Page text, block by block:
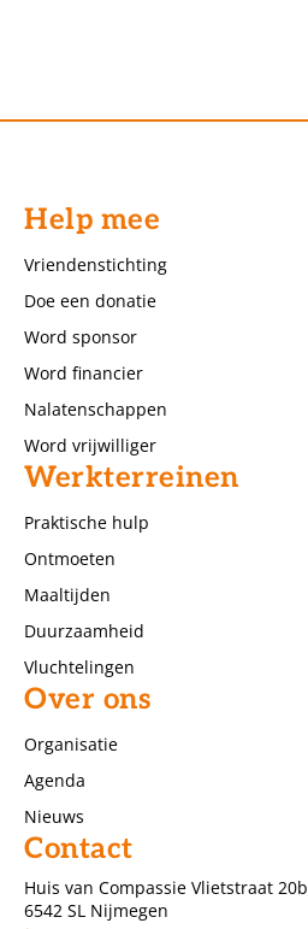
Help mee
Vriendenstichting
Doe een donatie
Word sponsor
Word financier
Nalatenschappen
Word vrijwilliger
Werkterreinen
Praktische hulp
Ontmoeten
Maaltijden
Duurzaamheid
Vluchtelingen
Over ons
Organisatie
Agenda
Nieuws
Contact
Huis van Compassie Vlietstraat 20b
6542 SL Nijmegen